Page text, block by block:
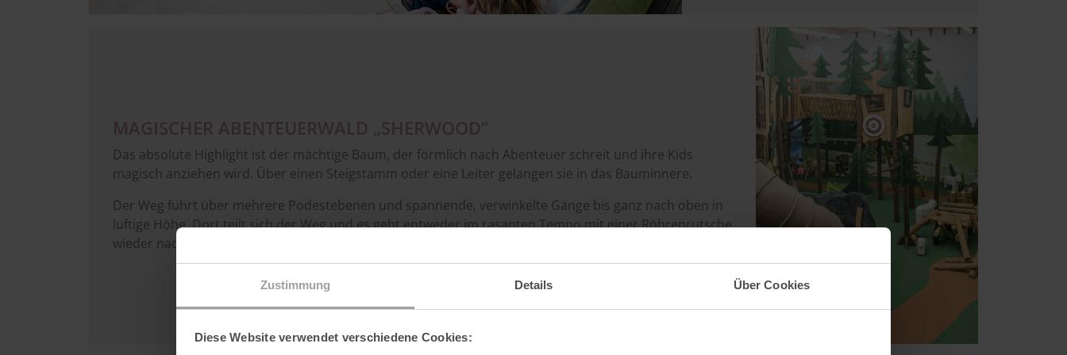
Zustimmung Details Über Cookies
Diese Website verwendet verschiedene Cookies:
MAGISCHER ABENTEUERWALD „SHERWOOD“
Das absolute Highlight ist der mächtige Baum, der förmlich nach Abenteuer schreit und ihre Kids
magisch anziehen wird. Über einen Steigstamm oder eine Leiter gelangen sie in das Bauminnere.
Der Weg führt über mehrere Podestebenen und spannende, verwinkelte Gänge bis ganz nach oben in
luftige Höhe. Dort teilt sich der Weg und es geht entweder im rasanten Tempo mit einer Röhrenrutsche
wieder nach unten oder über eine Netzbrücke weiter zum nächsten Baum.
Image